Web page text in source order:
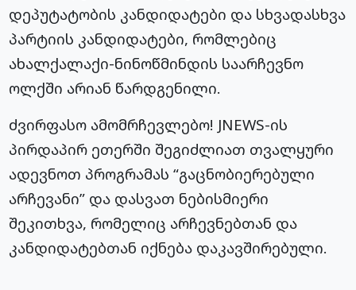
დეპუტატობის კანდიდატები და სხვადასხვა
პარტიის კანდიდატები, რომლებიც
ახალქალაქი-ნინოწმინდის საარჩევნო
ოლქში არიან წარდგენილი.
ძვირფასო ამომრჩევლებო! JNEWS-ის
პირდაპირ ეთერში შეგიძლიათ თვალყური
ადევნოთ პროგრამას “გაცნობიერებული
არჩევანი” და დასვათ ნებისმიერი
შეკითხვა, რომელიც არჩევნებთან და
კანდიდატებთან იქნება დაკავშირებული.